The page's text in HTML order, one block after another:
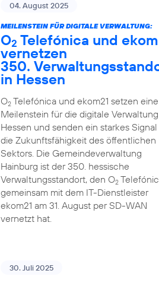
04. August 2025
MEILENSTEIN FÜR DIGITALE VERWALTUNG:
O2 Telefónica und
vernetzen
350.
in Hessen
O2Telefónica und ekom21 setzen
Meilenstein für die digitale
Hessen und senden ein starkes
die Zukunftsfähigkeit des öffentlichen
Sektors. Die Gemeindeverwaltung
Hainburg ist der 350. hessische
Verwaltungsstandort, den O2
gemeinsam mit dem IT-Dienstleister
ekom21 am 31. August per SD-WAN
vernetzt hat.
30. Juli 2025